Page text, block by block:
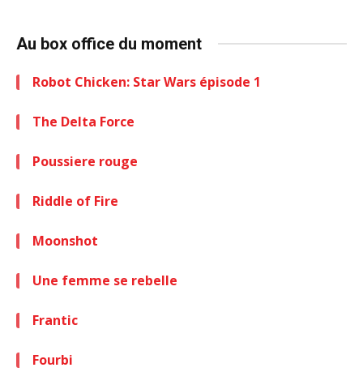
Au box office du moment
Robot Chicken: Star Wars épisode 1
The Delta Force
Poussiere rouge
Riddle of Fire
Moonshot
Une femme se rebelle
Frantic
Fourbi